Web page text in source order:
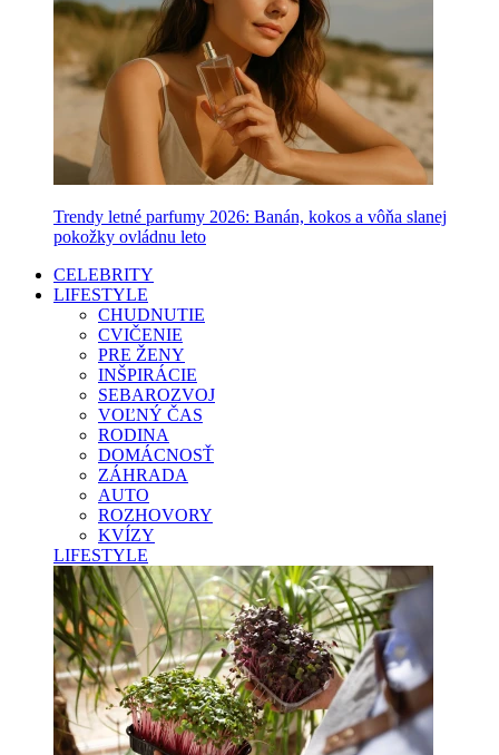
Trendy letné parfumy 2026: Banán, kokos a vôňa slanej
pokožky ovládnu leto
CELEBRITY
LIFESTYLE
CHUDNUTIE
CVIČENIE
PRE ŽENY
INŠPIRÁCIE
SEBAROZVOJ
VOĽNÝ ČAS
RODINA
DOMÁCNOSŤ
ZÁHRADA
AUTO
ROZHOVORY
KVÍZY
LIFESTYLE